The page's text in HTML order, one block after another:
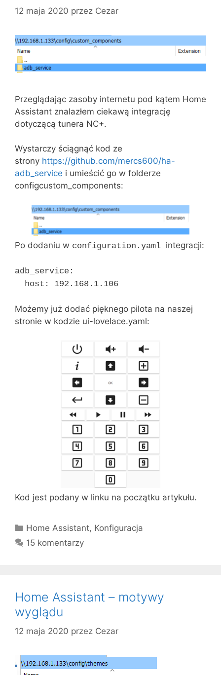
12 maja 2020 przez Cezar
Przeglądając zasoby internetu pod kątem Home
Assistant znalazłem ciekawą integrację
dotyczącą tunera NC+.
Wystarczy ściągnąć kod ze
strony https://github.com/mercs600/ha-
adb_service i umieścić go w folderze
configcustom_components:
Po dodaniu w configuration.yaml integracji:
adb_service:
host: 192.168.1.106
Możemy już dodać pięknego pilota na naszej
stronie w kodzie ui-lovelace.yaml:
Kod jest podany w linku na początku artykułu.
Kategorie
Home Assistant, Konfiguracja
15 komentarzy
Home Assistant – motywy
wyglądu
12 maja 2020 przez Cezar